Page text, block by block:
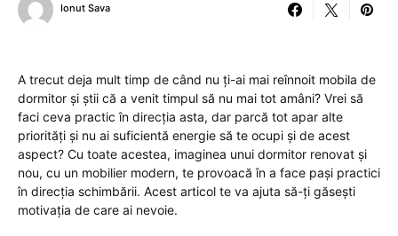
Ionut Sava
A trecut deja mult timp de când nu ți-ai mai reînnoit mobila de
dormitor și știi că a venit timpul să nu mai tot amâni? Vrei să
faci ceva practic în direcția asta, dar parcă tot apar alte
priorități și nu ai suficientă energie să te ocupi și de acest
aspect? Cu toate acestea, imaginea unui dormitor renovat și
nou, cu un mobilier modern, te provoacă în a face pași practici
în direcția schimbării. Acest articol te va ajuta să-ți găsești
motivația de care ai nevoie.